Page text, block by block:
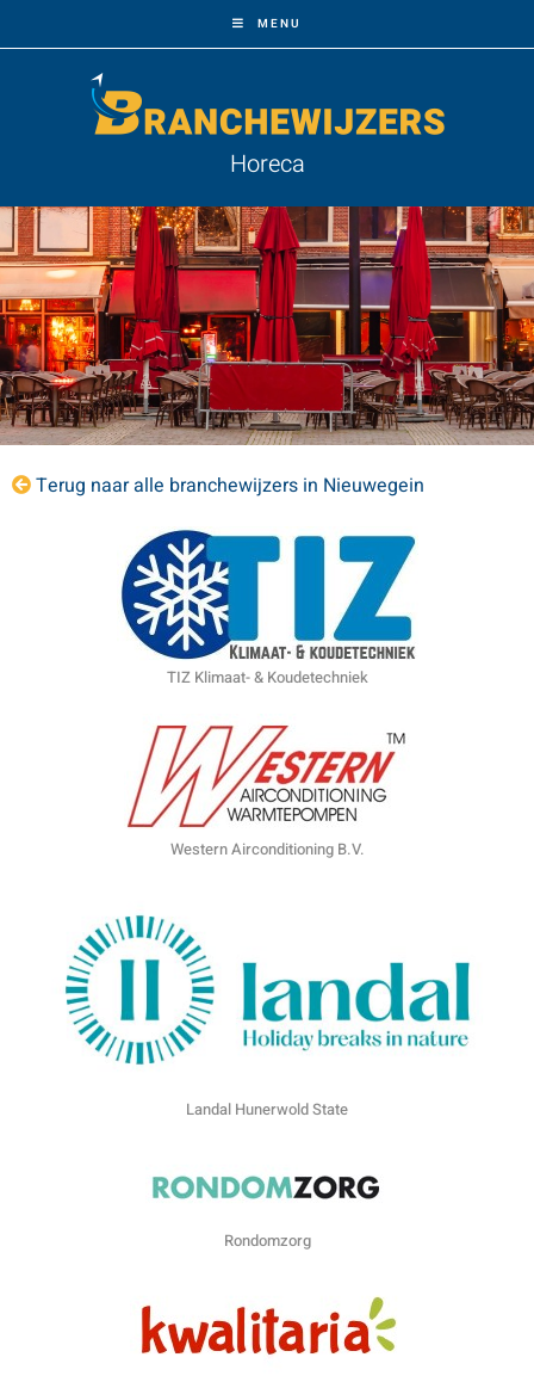
MENU
Horeca
Terug naar alle branchewijzers in Nieuwegein
TIZ Klimaat- & Koudetechniek
Western Airconditioning B.V.
Landal Hunerwold State
Rondomzorg